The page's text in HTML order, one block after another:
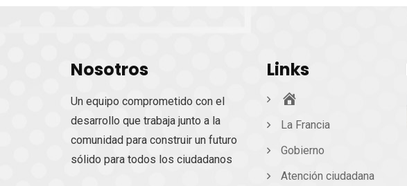
Nosotros
Un equipo comprometido con el
desarrollo que trabaja junto a la
comunidad para construir un futuro
sólido para todos los ciudadanos
Links
La Francia
Gobierno
Atención ciudadana